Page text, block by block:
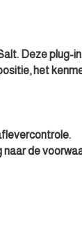
Deze
het
de